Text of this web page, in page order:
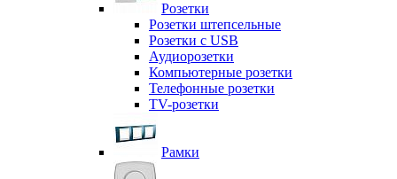
Розетки
Розетки штепсельные
Розетки с USB
Аудиорозетки
Компьютерные розетки
Телефонные розетки
TV-розетки
Рамки